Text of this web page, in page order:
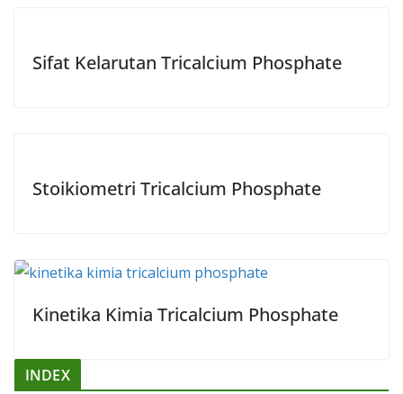
Sifat Kelarutan Tricalcium Phosphate
Stoikiometri Tricalcium Phosphate
Kinetika Kimia Tricalcium Phosphate
INDEX